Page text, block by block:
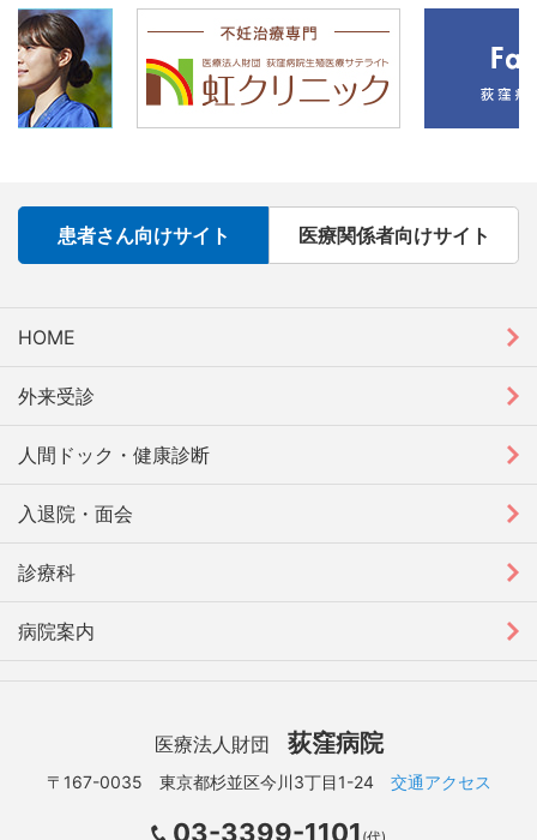
患者さん向けサイト 医療関係者向けサイト
HOME
外来受診
人間ドック・健康診断
入退院・面会
診療科
病院案内
医療法人財団 荻窪病院
〒167-0035 東京都杉並区今川3丁目1-24 交通アクセス
03-3399-1101